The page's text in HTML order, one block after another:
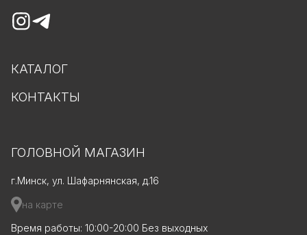
КАТАЛОГ
КОНТАКТЫ
ГОЛОВНОЙ МАГАЗИН
г.Минск, ул. Шафарнянская, д.16
на карте
Время работы: 10:00-20:00 Без выходных